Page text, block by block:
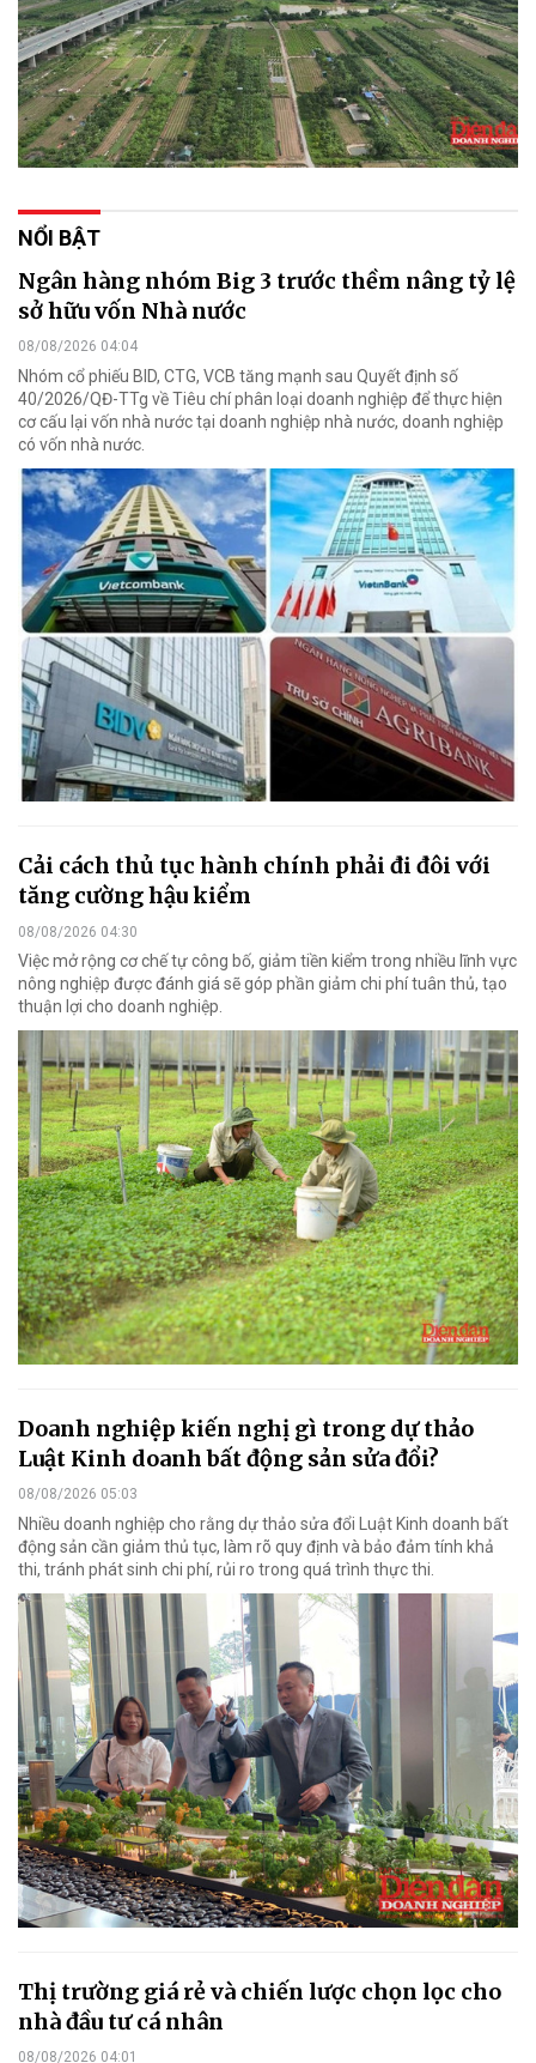
NỔI BẬT
Ngân hàng nhóm Big 3 trước thềm nâng tỷ lệ
sở hữu vốn Nhà nước
08/08/2026 04:04
Nhóm cổ phiếu BID, CTG, VCB tăng mạnh sau Quyết định số
40/2026/QĐ-TTg về Tiêu chí phân loại doanh nghiệp để thực hiện
cơ cấu lại vốn nhà nước tại doanh nghiệp nhà nước, doanh nghiệp
có vốn nhà nước.
Cải cách thủ tục hành chính phải đi đôi với
tăng cường hậu kiểm
08/08/2026 04:30
Việc mở rộng cơ chế tự công bố, giảm tiền kiểm trong nhiều lĩnh vực
nông nghiệp được đánh giá sẽ góp phần giảm chi phí tuân thủ, tạo
thuận lợi cho doanh nghiệp.
Doanh nghiệp kiến nghị gì trong dự thảo
Luật Kinh doanh bất động sản sửa đổi?
08/08/2026 05:03
Nhiều doanh nghiệp cho rằng dự thảo sửa đổi Luật Kinh doanh bất
động sản cần giảm thủ tục, làm rõ quy định và bảo đảm tính khả
thi, tránh phát sinh chi phí, rủi ro trong quá trình thực thi.
Thị trường giá rẻ và chiến lược chọn lọc cho
nhà đầu tư cá nhân
08/08/2026 04:01